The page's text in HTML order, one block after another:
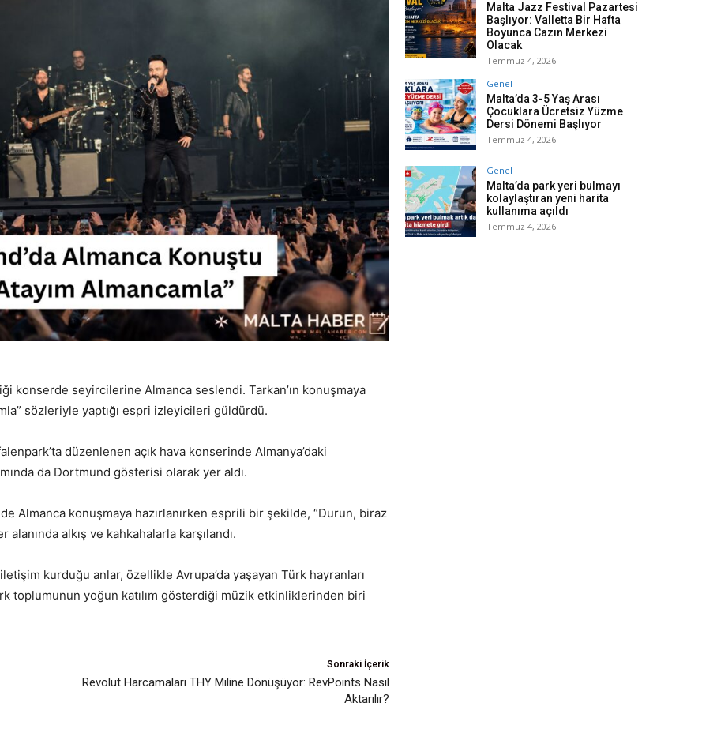
konserde seyircilerine Almanca seslendi. Tarkan’ın konuşmaya
sözleriyle yaptığı espri izleyicileri güldürdü.
düzenlenen açık hava konserinde Almanya’daki
da Dortmund gösterisi olarak yer aldı.
Almanca konuşmaya hazırlanırken esprili bir şekilde, “Durun, biraz
alanında alkış ve kahkahalarla karşılandı.
kurduğu anlar, özellikle Avrupa’da yaşayan Türk hayranları
toplumunun yoğun katılım gösterdiği müzik etkinliklerinden biri
Sonraki İçerik
Revolut Harcamaları THY Miline Dönüşüyor: RevPoints Nasıl
Aktarılır?
Malta Jazz Festival Pazartesi
Başlıyor: Valletta Bir Hafta
Boyunca Cazın Merkezi
Olacak
Temmuz 4, 2026
Genel
Malta’da 3-5 Yaş Arası
Çocuklara Ücretsiz Yüzme
Dersi Dönemi Başlıyor
Temmuz 4, 2026
Genel
Malta’da park yeri bulmayı
kolaylaştıran yeni harita
kullanıma açıldı
Temmuz 4, 2026